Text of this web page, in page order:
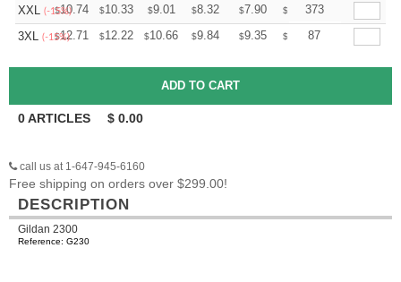
XXL (-15%)
$10.74 $10.33 $9.01 $8.32 $7.90 $ 7.76373
3XL (-15%)
$12.71 $12.22 $10.66 $9.84 $9.35 $ 9.1887
0ARTICLES $ 0.00
call us at 1-647-945-6160
Free shipping on orders over $299.00!
DESCRIPTION
Gildan 2300
Reference: G230